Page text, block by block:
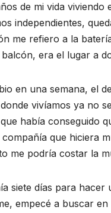
de mi vida
independientes,
me refiero a la
era el lugar a
en una semana, el
vivíamos ya no
había conseguido
que hiciera
me podría costar la
siete días para
empecé a buscar